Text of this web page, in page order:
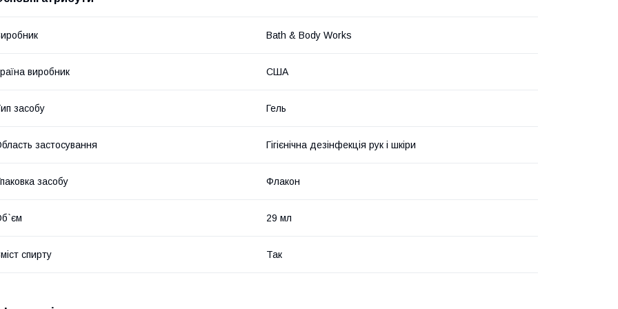
Bath & Body Works
виробник США
засобу Гель
застосування Гігієнічна дезінфекція рук і шкіри
засобу Флакон
29 мл
спирту Так